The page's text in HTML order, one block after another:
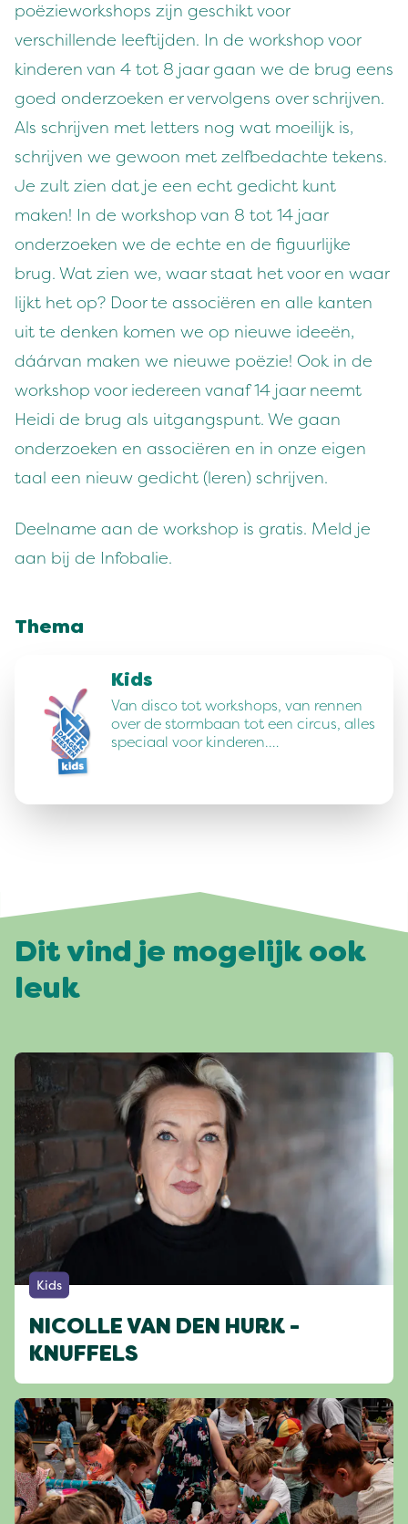
poëzieworkshops zijn geschikt voor
verschillende leeftijden. In de workshop voor
kinderen van 4 tot 8 jaar gaan we de brug eens
goed onderzoeken er vervolgens over schrijven.
Als schrijven met letters nog wat moeilijk is,
schrijven we gewoon met zelfbedachte tekens.
Je zult zien dat je een echt gedicht kunt
maken! In de workshop van 8 tot 14 jaar
onderzoeken we de echte en de figuurlijke
brug. Wat zien we, waar staat het voor en waar
lijkt het op? Door te associëren en alle kanten
uit te denken komen we op nieuwe ideeën,
dáárvan maken we nieuwe poëzie! Ook in de
workshop voor iedereen vanaf 14 jaar neemt
Heidi de brug als uitgangspunt. We gaan
onderzoeken en associëren en in onze eigen
taal een nieuw gedicht (leren) schrijven.
Deelname aan de workshop is gratis. Meld je
aan bij de Infobalie.
Thema
Kids
Van disco tot workshops, van rennen
over de stormbaan tot een circus, alles
speciaal voor kinderen.…
Dit vind je mogelijk ook
leuk
Kids
NICOLLE VAN DEN HURK -
KNUFFELS